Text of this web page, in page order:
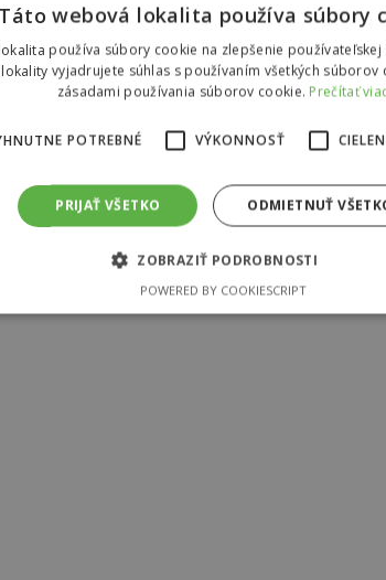
Táto webová lokalita používa súbory
používa súbory cookie na zlepšenie používateľskej
vyjadrujete súhlas s používaním všetkých súborov
zásadami používania súborov cookie. Prečítať
POTREBNÉ VÝKONNOSŤ
PRIJAŤ VŠETKO ODMIETNUŤ
ZOBRAZIŤ PODROBNOSTI
POWERED BY COOKIESCRIPT